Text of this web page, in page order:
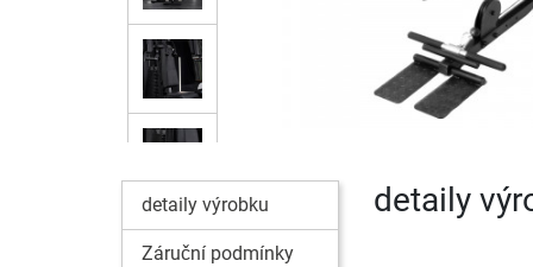
detaily výrobku
Záruční podmínky
detaily